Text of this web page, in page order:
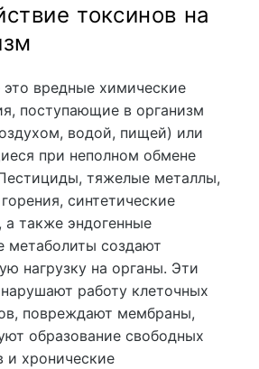
токсинов на
вредные химические
поступающие в организм
водой, пищей) или
при неполном обмене
тяжелые металлы,
синтетические
а также эндогенные
метаболиты создают
нагрузку на органы. Эти
работу клеточных
повреждают мембраны,
образование свободных
и хронические